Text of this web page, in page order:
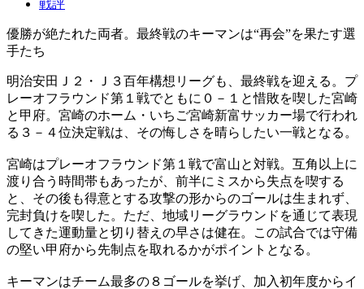
戦評
優勝が絶たれた両者。最終戦のキーマンは“再会”を果たす選
手たち
明治安田Ｊ２・Ｊ３百年構想リーグも、最終戦を迎える。プ
レーオフラウンド第１戦でともに０－１と惜敗を喫した宮崎
と甲府。宮崎のホーム・いちご宮崎新富サッカー場で行われ
る３－４位決定戦は、その悔しさを晴らしたい一戦となる。
宮崎はプレーオフラウンド第１戦で富山と対戦。互角以上に
渡り合う時間帯もあったが、前半にミスから失点を喫する
と、その後も得意とする攻撃の形からのゴールは生まれず、
完封負けを喫した。ただ、地域リーグラウンドを通じて表現
してきた運動量と切り替えの早さは健在。この試合では守備
の堅い甲府から先制点を取れるかがポイントとなる。
キーマンはチーム最多の８ゴールを挙げ、加入初年度からイ